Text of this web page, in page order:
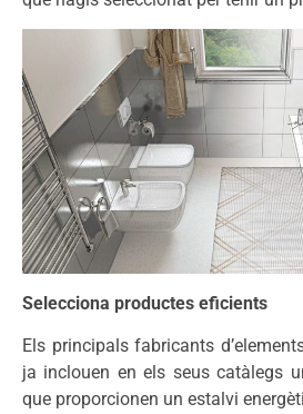
Selecciona productes eficients
Els principals fabricants
ja inclouen en els seus catàlegs
que proporcionen un estalvi